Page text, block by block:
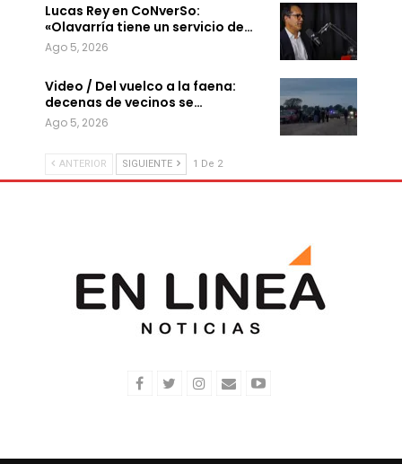
Lucas Rey en CoNverSo:
«Olavarría tiene un servicio de…
Ago 5, 2026
Video / Del vuelco a la faena:
decenas de vecinos se…
Ago 5, 2026
ANTERIOR SIGUIENTE 1 De 2